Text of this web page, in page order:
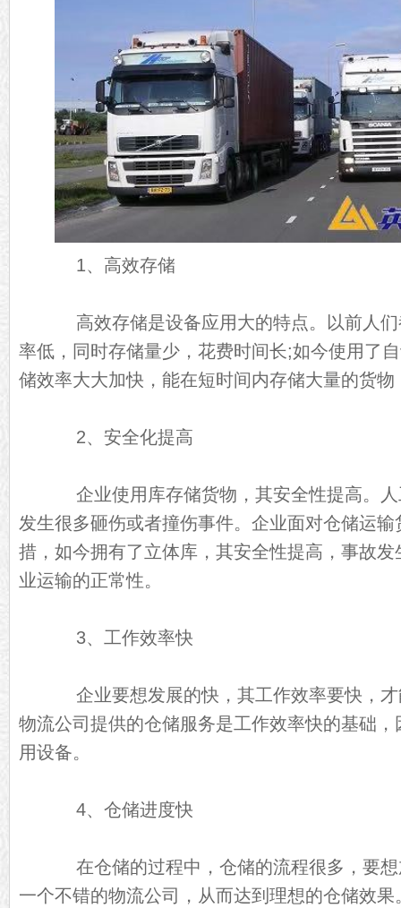
1、高效存储
高效存储是设备应用大的特点。以前人们
率低，同时存储量少，花费时间长;如今使用了
储效率大大加快，能在短时间内存储大量的货
2、安全化提高
企业使用库存储货物，其安全性提高。人
发生很多砸伤或者撞伤事件。企业面对仓储运
措，如今拥有了立体库，其安全性提高，事故
业运输的正常性。
3、工作效率快
企业要想发展的快，其工作效率要快，才
物流公司提供的仓储服务是工作效率快的基础
用设备。
4、仓储进度快
在仓储的过程中，仓储的流程很多，要想
一个不错的物流公司，从而达到理想的仓储效